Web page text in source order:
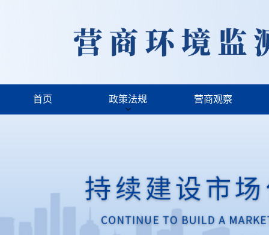
首页 政策法规 营商观察